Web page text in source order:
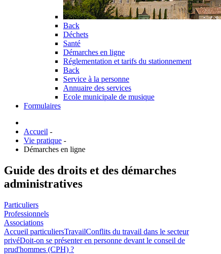
Back
Déchets
Santé
Démarches en ligne
Réglementation et tarifs du stationnement
Back
Service à la personne
Annuaire des services
Ecole municipale de musique
Formulaires
Accueil -
Vie pratique -
Démarches en ligne
Guide des droits et des démarches
administratives
Particuliers
Professionnels
Associations
Accueil particuliersTravailConflits du travail dans le secteur
privéDoit-on se présenter en personne devant le conseil de
prud'hommes (CPH) ?